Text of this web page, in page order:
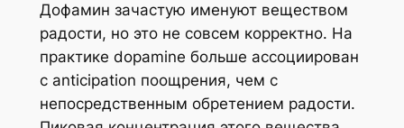
Дофамин зачастую именуют веществом
радости, но это не совсем корректно. На
практике dopamine больше ассоциирован
с anticipation поощрения, чем с
непосредственным обретением радости.